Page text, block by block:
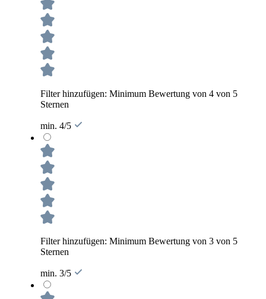
Filter hinzufügen: Minimum Bewertung von 4 von 5
Sternen
min. 4/5
Filter hinzufügen: Minimum Bewertung von 3 von 5
Sternen
min. 3/5